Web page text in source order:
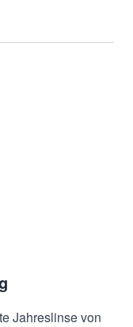
Jahreslinse von